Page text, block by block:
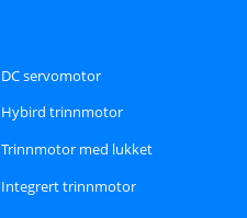
DC servomotor
Hybird trinnmotor
Trinnmotor med lukket
sløyfe
Integrert trinnmotor